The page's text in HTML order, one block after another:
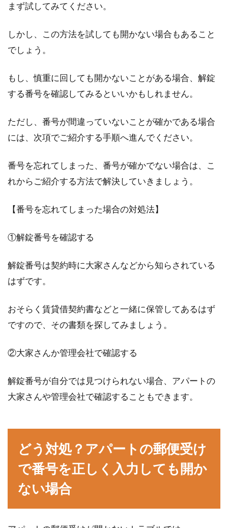
新築の家を建てる際には、家の形から間取り、
あります。...
一戸建てを建てるときの土地の広さ
はどれくらい？平均は？
理想の一戸建てを建てることは、人生におい
て、大きな夢ですね。建てる際には、土地や住
まず試してみてください。
しかし、この方法を試しても開かない場合もあること
でしょう。
もし、慎重に回しても開かないことがある場合、解錠
する番号を確認してみるといいかもしれません。
ただし、番号が間違っていないことが確かである場合
には、次項でご紹介する手順へ進んでください。
番号を忘れてしまった、番号が確かでない場合は、こ
れからご紹介する方法で解決していきましょう。
【番号を忘れてしまった場合の対処法】
①解錠番号を確認する
解錠番号は契約時に大家さんなどから知らされている
はずです。
おそらく賃貸借契約書などと一緒に保管してあるはず
ですので、その書類を探してみましょう。
②大家さんか管理会社で確認する
解錠番号が自分では見つけられない場合、アパートの
大家さんや管理会社で確認することもできます。
どう対処？アパートの郵便受け
で番号を正しく入力しても開か
ない場合